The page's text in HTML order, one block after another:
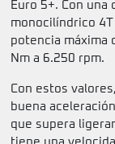
Euro 5+. Con
monocilíndrico
potencia máxima
Nm a 6.250 rpm.
Con estos
buena
que supera